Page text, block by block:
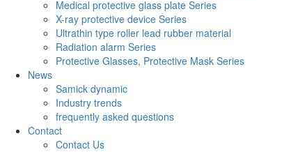
Medical protective glass plate Series
X-ray protective device Series
Ultrathin type roller lead rubber material
Radiation alarm Series
Protective Glasses, Protective Mask Series
News
Samick dynamic
Industry trends
frequently asked questions
Contact
Contact Us